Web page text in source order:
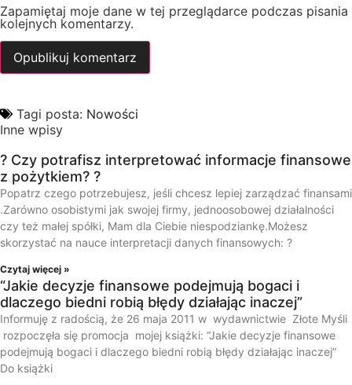
Zapamiętaj moje dane w tej przeglądarce podczas pisania
kolejnych komentarzy.
Tagi posta: Nowości
Inne wpisy
? Czy potrafisz interpretować informacje finansowe
z pożytkiem? ?
Popatrz czego potrzebujesz, jeśli chcesz lepiej zarządzać finansami
.Zarówno osobistymi jak swojej firmy, jednoosobowej działalności
czy też małej spółki, Mam dla Ciebie niespodziankę.Możesz
skorzystać na nauce interpretacji danych finansowych: ?
Czytaj więcej »
“Jakie decyzje finansowe podejmują bogaci i
dlaczego biedni robią błędy działając inaczej”
Informuję z radością, że 26 maja 2011 w wydawnictwie Złote Myśli
rozpoczęła się promocja mojej książki: “Jakie decyzje finansowe
podejmują bogaci i dlaczego biedni robią błędy działając inaczej”
Do książki